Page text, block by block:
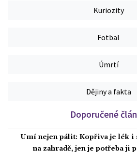
Kuriozity
Fotbal
Úmrtí
Dějiny a fakta
Doporučené
Umí nejen pálit: Kopřiva je lék i
na zahradě, jen je potřeba ji